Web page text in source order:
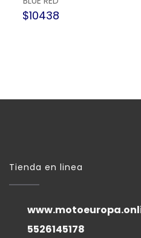
$10438
Tienda en linea
5526145178